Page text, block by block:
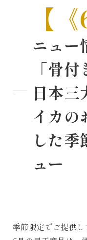
【
ニュー
「骨
日本三
イカの
した季
ュー
季節限定でご提供し